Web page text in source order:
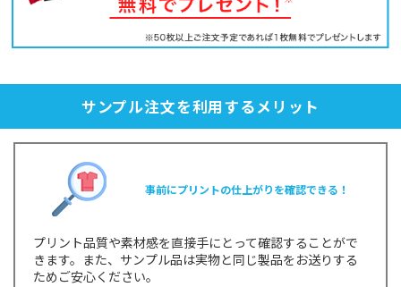
サンプル注文を利用するメリット
事前にプリントの仕上がりを確認できる！
プリント品質や素材感を直接手にとって確認することがで
きます。また、サンプル品は実物と同じ製品をお送りする
ためご安心ください。